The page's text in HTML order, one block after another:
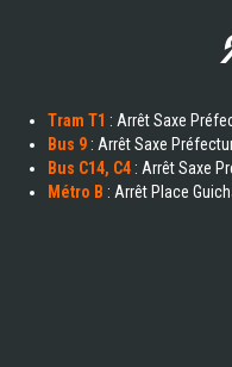
Tram T1 : Arrêt Saxe
Bus 9 : Arrêt Saxe
Bus C14, C4 : Arrêt Saxe
Métro B : Arrêt Place